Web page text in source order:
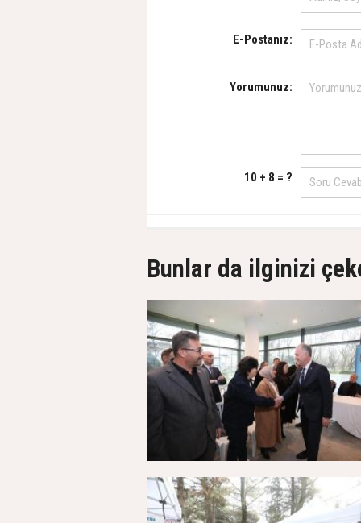
E-Postanız:
Yorumunuz:
10 + 8 = ?
Bunlar da ilginizi